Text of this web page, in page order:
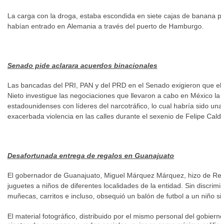
La carga con la droga, estaba escondida en siete cajas de banana
habían entrado en Alemania a través del puerto de Hamburgo.
Senado pide aclarara acuerdos binacionales
Las bancadas del PRI, PAN y del PRD en el Senado exigieron que
Nieto investigue las negociaciones que llevaron a cabo en México
estadounidenses con líderes del narcotráfico, lo cual habría sido
exacerbada violencia en las calles durante el sexenio de Felipe
Desafortunada entrega de regalos en Guanajuato
El gobernador de Guanajuato, Miguel Márquez Márquez, hizo de
juguetes a niños de diferentes localidades de la entidad. Sin
muñecas, carritos e incluso, obsequió un balón de futbol a un niño
El material fotográfico, distribuido por el mismo personal del